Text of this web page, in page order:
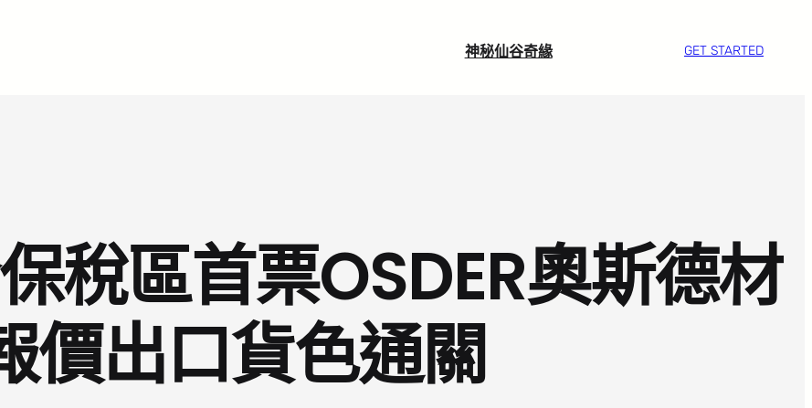
神秘仙谷奇緣 GET STARTED
稅區首票OSDER奧斯德材
價出口貨色通關